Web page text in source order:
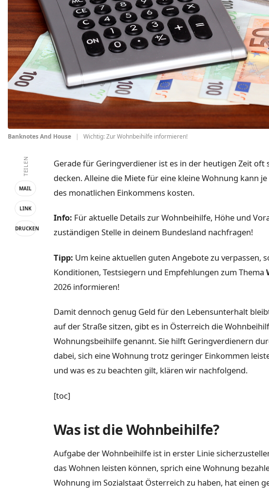
Banknotes And House | Wichtig: Zur Wohnbeihilfe informieren!
TEILEN
MAIL
LINK
DRUCKEN
Gerade für Geringverdiener ist es in der heutigen Zeit
decken. Alleine die Miete für eine kleine Wohnung kann
des monatlichen Einkommens kosten.
Info: Für aktuelle Details zur Wohnbeihilfe, Höhe und
zuständigen Stelle in deinem Bundesland nachfragen!
Tipp: Um keine aktuellen guten Angebote zu verpassen,
Konditionen, Testsiegern und Empfehlungen zum Thema
2026 informieren!
Damit dennoch genug Geld für den Lebensunterhalt
auf der Straße sitzen, gibt es in Österreich die
Wohnungsbeihilfe genannt. Sie hilft Geringverdienern
dabei, sich eine Wohnung trotz geringer Einkommen
und was es zu beachten gilt, klären wir nachfolgend.
[toc]
Was ist die Wohnbeihilfe?
Aufgabe der Wohnbeihilfe ist in erster Linie
das Wohnen leisten können, sprich eine Wohnung
Wohnung im Sozialstaat Österreich zu haben, hat einen